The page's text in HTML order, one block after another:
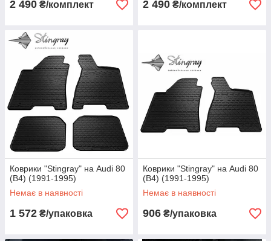
2 490 ₴/комплект 2 490 ₴/комплект
Коврики "Stingray" на Audi 80
(B4) (1991-1995)
Немає в наявності
1 572 ₴/упаковка
Коврики "Stingray" на Audi 80
(B4) (1991-1995)
Немає в наявності
906 ₴/упаковка